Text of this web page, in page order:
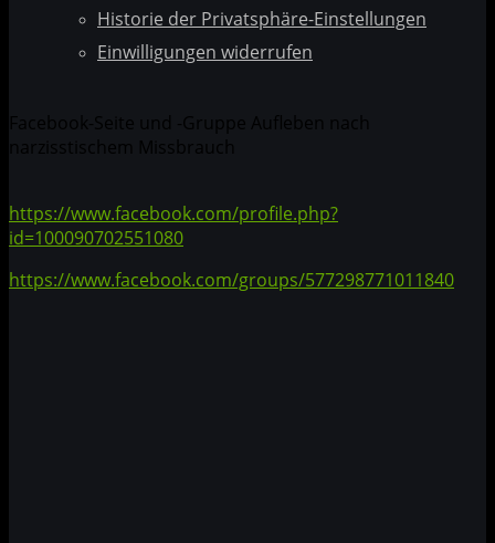
Historie der Privatsphäre-Einstellungen
Einwilligungen widerrufen
Facebook-Seite und -Gruppe Aufleben nach
narzisstischem Missbrauch
https://www.facebook.com/profile.php?
id=100090702551080
https://www.facebook.com/groups/577298771011840